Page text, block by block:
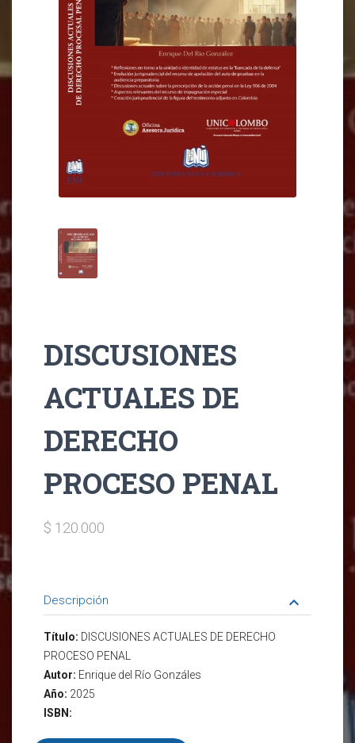
DISCUSIONES
ACTUALES DE
DERECHO
PROCESO PENAL
$ 120.000
Descripción keyboard_arrow_down
Título: DISCUSIONES ACTUALES DE DERECHO
PROCESO PENAL
Autor: Enrique del Río Gonzáles
Año: 2025
ISBN: